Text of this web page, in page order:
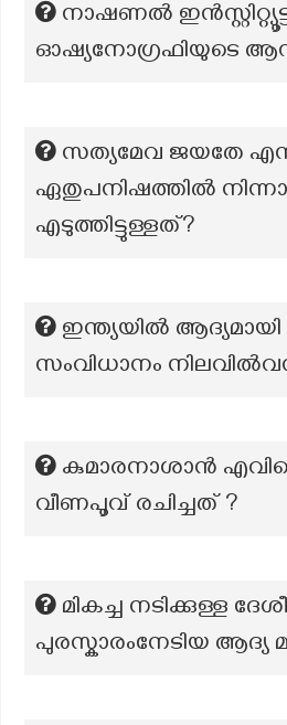
നാഷണൽ
ഓഷ്യനോഗ്രഫിയുടെ
സത്യമേവ ജയതേ
ഏതുപനിഷത്തിൽ
എടുത്തിട്ടുള്ളത്?
ഇന്ത്യയിൽ ആദ്യമായി
സംവിധാനം
കുമാരനാശാൻ
വീണപൂവ് രചിച്ചത് ?
മികച്ച നടിക്കുള്ള
പുരസ്കാരംനേടിയ ആദ്യ